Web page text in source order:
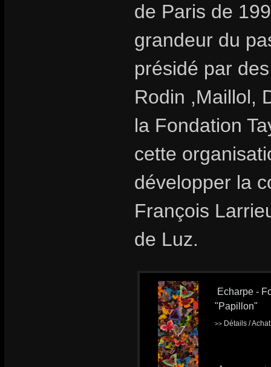
de Paris de
grandeur du
présidé par
Rodin ,Maillol,
la Fondation
cette
développer la
François
de Luz.
Echarpe -
"Papillon"
>> Détails /